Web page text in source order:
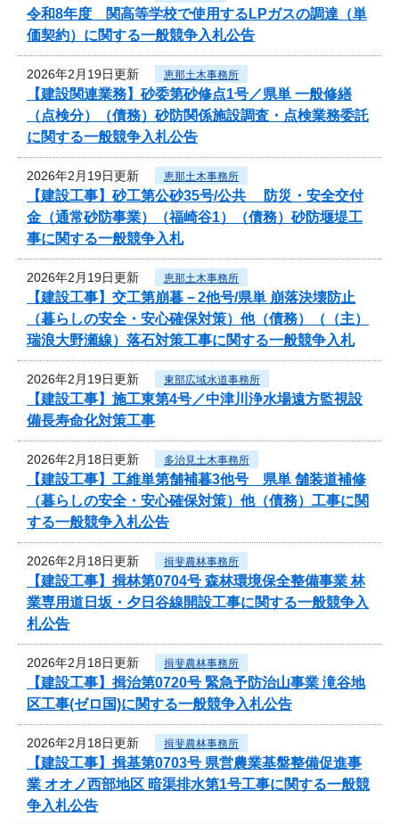
令和8年度 関高等学校で使用するLPガスの調達（単
価契約）に関する一般競争入札公告
2026年2月19日更新 恵那土木事務所
【建設関連業務】砂委第砂修点1号／県単 一般修繕
（点検分）（債務）砂防関係施設調査・点検業務委託
に関する一般競争入札公告
2026年2月19日更新 恵那土木事務所
【建設工事】砂工第公砂35号/公共 防災・安全交付
金（通常砂防事業）（福崎谷1）（債務）砂防堰堤工
事に関する一般競争入札
2026年2月19日更新 恵那土木事務所
【建設工事】交工第崩暮－2他号/県単 崩落決壊防止
（暮らしの安全・安心確保対策）他（債務）（（主）
瑞浪大野瀬線）落石対策工事に関する一般競争入札
2026年2月19日更新 東部広域水道事務所
【建設工事】施工東第4号／中津川浄水場遠方監視設
備長寿命化対策工事
2026年2月18日更新 多治見土木事務所
【建設工事】工維単第舗補暮3他号 県単 舗装道補修
（暮らしの安全・安心確保対策）他（債務）工事に関
する一般競争入札公告
2026年2月18日更新 揖斐農林事務所
【建設工事】揖林第0704号 森林環境保全整備事業 林
業専用道日坂・夕日谷線開設工事に関する一般競争入
札公告
2026年2月18日更新 揖斐農林事務所
【建設工事】揖治第0720号 緊急予防治山事業 滝谷地
区工事(ゼロ国)に関する一般競争入札公告
2026年2月18日更新 揖斐農林事務所
【建設工事】揖基第0703号 県営農業基盤整備促進事
業 オオノ西部地区 暗渠排水第1号工事に関する一般競
争入札公告